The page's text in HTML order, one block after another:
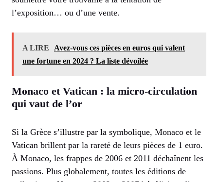
l’exposition… ou d’une vente.
A LIRE
Avez-vous ces pièces en euros qui valent
une fortune en 2024 ? La liste dévoilée
Monaco et Vatican : la micro-circulation
qui vaut de l’or
Si la Grèce s’illustre par la symbolique, Monaco et le
Vatican brillent par la rareté de leurs pièces de 1 euro.
À Monaco, les frappes de 2006 et 2011 déchaînent les
passions. Plus globalement, toutes les éditions de